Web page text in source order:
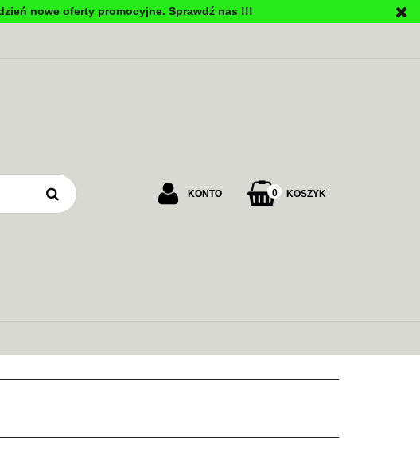
nowe oferty promocyjne. Sprawdź nas !!!
KONTO 0 KOSZYK